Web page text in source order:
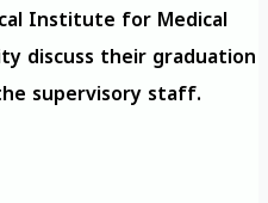
Institute for Medical
discuss their graduation
supervisory staff.